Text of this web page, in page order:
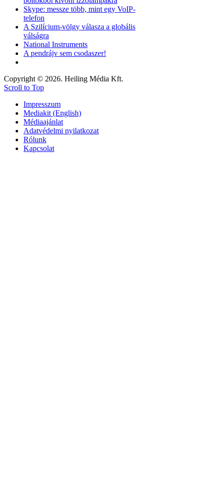
Skype: messze több, mint egy VoIP-
telefon
A Szilícium-völgy válasza a globális
válságra
National Instruments
A pendrájv sem csodaszer!
Copyright © 2026. Heiling Média Kft.
Scroll to Top
Impresszum
Mediakit (English)
Médiaajánlat
Adatvédelmi nyilatkozat
Rólunk
Kapcsolat